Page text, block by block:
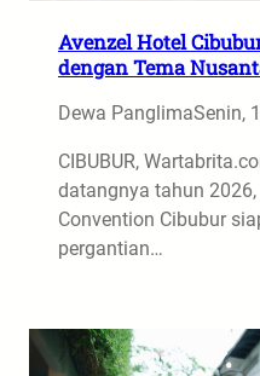
Avenzel Hotel
dengan Tema
Dewa PanglimaSenin,
CIBUBUR,
datangnya tahun
Convention Cibubur
pergantian…